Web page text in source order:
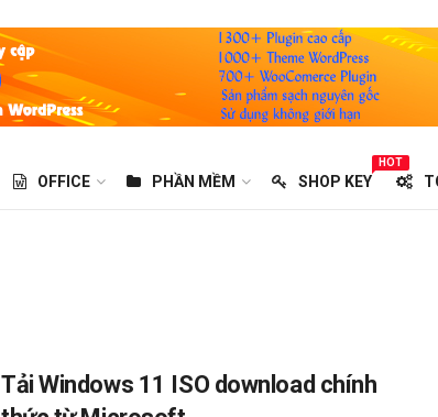
OFFICE PHẦN MỀM SHOP KEY
HOT
Tải Windows 11 ISO download chính